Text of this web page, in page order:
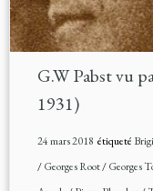
G.W Pabst vu
1931)
24 mars 2018 étiqueté
/Georges Root/Georges